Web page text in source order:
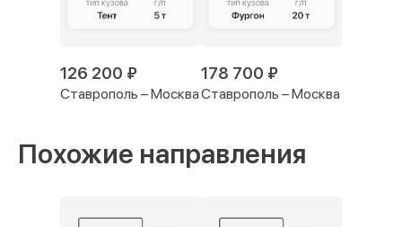
126 200 ₽
Ставрополь – Москва
178 700 ₽
Ставрополь – Москва
Похожие направления